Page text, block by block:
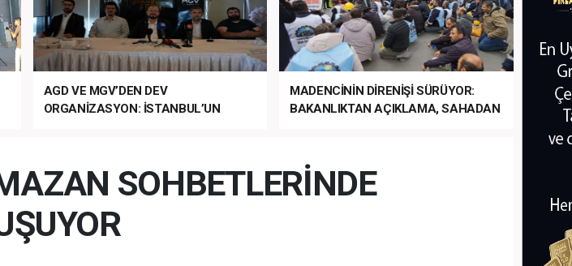
AGD VE MGV’DEN DEV
ORGANİZASYON: İSTANBUL’UN
MADENCİNİN DİRENİŞİ SÜRÜYOR:
BAKANLIKTAN AÇIKLAMA, SAHADAN
SOHBETLERİNDE